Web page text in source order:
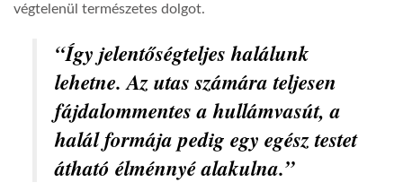
végtelenül természetes dolgot.
“Így jelentőségteljes halálunk
lehetne. Az utas számára teljesen
fájdalommentes a hullámvasút, a
halál formája pedig egy egész testet
átható élménnyé alakulna.”